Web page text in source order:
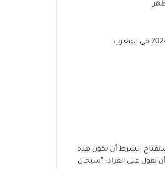
الشرط أن تكون هذه
نقول على انفراد: “سبحان